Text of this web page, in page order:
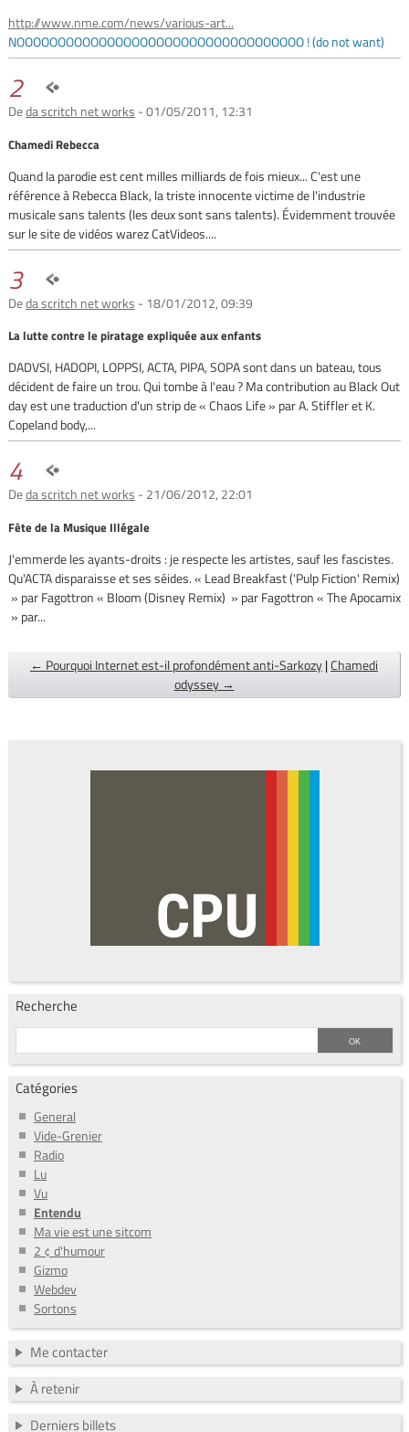
http://www.nme.com/news/various-art...
NOOOOOOOOOOOOOOOOOOOOOOOOOOOOOOOOOOO ! (do not want)
2
Deda scritch net works - 01/05/2011, 12:31
Chamedi Rebecca
Quand la parodie est cent milles milliards de fois mieux... C'est une
référence à Rebecca Black, la triste innocente victime de l'industrie
musicale sans talents (les deux sont sans talents). Évidemment trouvée
sur le site de vidéos warez CatVideos....
3
Deda scritch net works - 18/01/2012, 09:39
La lutte contre le piratage expliquée aux enfants
DADVSI, HADOPI, LOPPSI, ACTA, PIPA, SOPA sont dans un bateau, tous
décident de faire un trou. Qui tombe à l'eau ? Ma contribution au Black Out
day est une traduction d'un strip de « Chaos Life » par A. Stiffler et K.
Copeland body,...
4
Deda scritch net works - 21/06/2012, 22:01
Fête de la Musique Illégale
J'emmerde les ayants-droits : je respecte les artistes, sauf les fascistes.
Qu'ACTA disparaisse et ses séides. « Lead Breakfast ('Pulp Fiction' Remix)
» par Fagottron « Bloom (Disney Remix) » par Fagottron « The Apocamix
» par...
← Pourquoi Internet est-il profondément anti-Sarkozy|Chamedi
odyssey →
Recherche
Catégories
General
Vide-Grenier
Radio
Lu
Vu
Entendu
Ma vie est une sitcom
2 ¢ d'humour
Gizmo
Webdev
Sortons
Me contacter
À retenir
Derniers billets